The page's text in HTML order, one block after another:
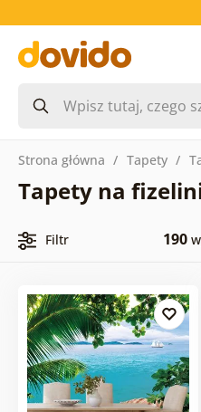
Strona główna Tapety
Tapety na
Filtr 190